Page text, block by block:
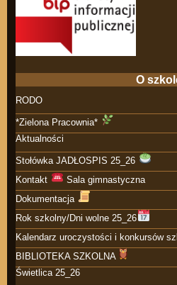
O
RODO
*Zielona Pracownia*
Aktualności
Stołówka JADŁOSPIS 25_26
Kontakt
Sala gimnastyczna
Dokumentacja
Rok szkolny/Dni wolne 25_26
Kalendarz uroczystości i konkursów
BIBLIOTEKA SZKOLNA
Świetlica 25_26